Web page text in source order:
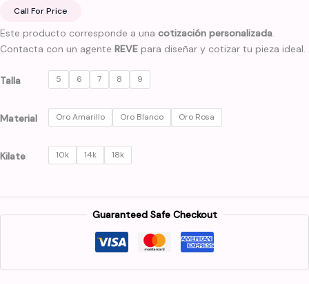
Call For Price
Este producto corresponde a una cotización personalizada.
Contacta con un agente REVE para diseñar y cotizar tu pieza ideal.
Talla 5 6 7 8 9
Material Oro Amarillo Oro Blanco Oro Rosa
Kilate 10k 14k 18k
Guaranteed Safe Checkout